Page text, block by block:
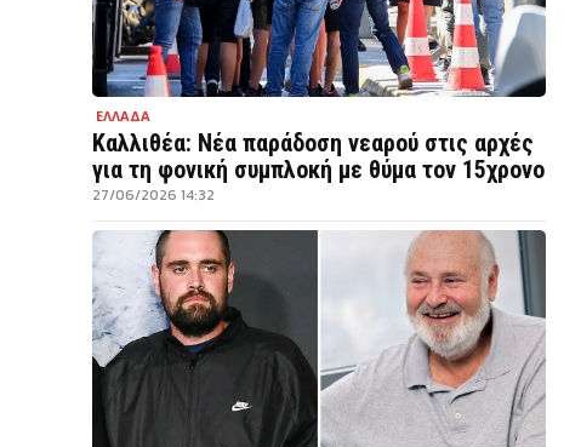
ΕΛΛΑΔΑ
Καλλιθέα: Νέα παράδοση νεαρού στις αρχές
για τη φονική συμπλοκή με θύμα τον 15χρονο
27/06/2026 14:32